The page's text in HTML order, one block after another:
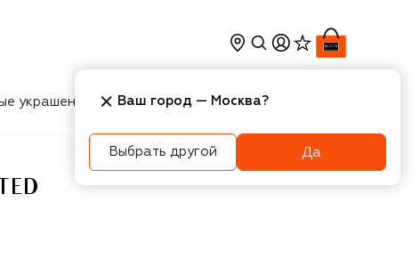
украшения Косметика Интерьер
Ваш город — Москва?
Выбрать другой Да